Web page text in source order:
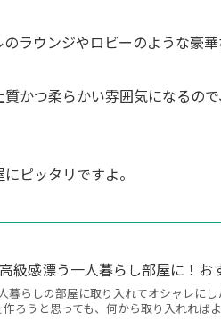
ラウンジやロビーのような豪華
かつ柔らかい雰囲気になるの
ピッタリですよ。
級感漂う一人暮らし部屋に！お
暮らしの部屋に取り入れてオシャレに
ろうと思っても、何から取り入れれば